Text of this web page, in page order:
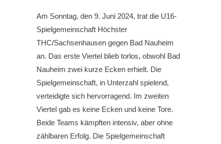
Am Sonntag, den 9. Juni 2024, trat die U16-
Spielgemeinschaft Höchster
THC/Sachsenhausen gegen Bad Nauheim
an. Das erste Viertel blieb torlos, obwohl Bad
Nauheim zwei kurze Ecken erhielt. Die
Spielgemeinschaft, in Unterzahl spielend,
verteidigte sich hervorragend. Im zweiten
Viertel gab es keine Ecken und keine Tore.
Beide Teams kämpften intensiv, aber ohne
zählbaren Erfolg. Die Spielgemeinschaft